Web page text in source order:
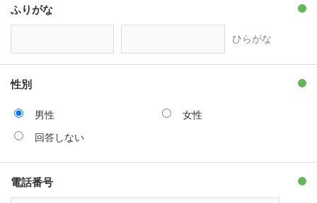
ふりがな
ひらがな
性別
男性
女性
回答しない
電話番号